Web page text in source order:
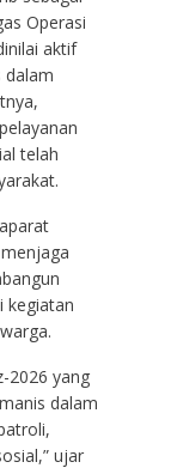
Operasi
aktif
dalam
telah
kegiatan
2026 yang
dalam
ujar